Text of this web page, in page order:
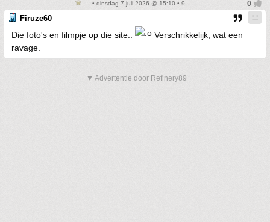
• dinsdag 7 juli 2026 @ 15:10 • 9
Firuze60
Die foto's en filmpje op die site..
Verschrikkelijk, wat een
ravage.
▼ Advertentie door Refinery89